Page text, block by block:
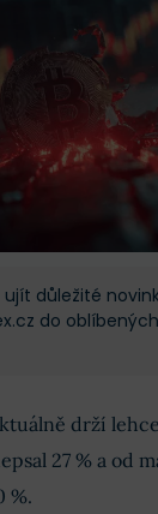
důležité
do
drží
27 % a od
%.